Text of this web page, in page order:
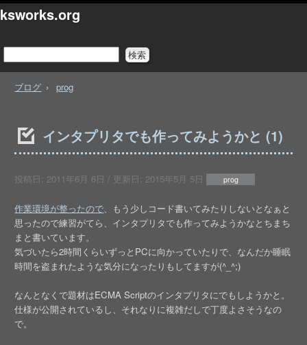
ksworks.org
ブログ prog
インタプリタでも作ってみようかと (1)
投稿日: 2011年6月 6日 / 更新日: 2015年5月 5日 prog
作業環境が整ったので 、もう少しコード書いてみたりしないとなぁと
思ったので練習がてら、インタプリタでも作ってみようかなとちまち
まと書いています。
気づいたら2時間くらいずっとPCに向かっていたりで、なんだか睡眠
時間を盗まれたような気分になったりもしてますが(^_^;)
なんとなくで題材はECMA Scriptのインタプリタにでもしようかと。
仕様が公開されているし、それなりに複雑だしで丁度よさそうなの
で。